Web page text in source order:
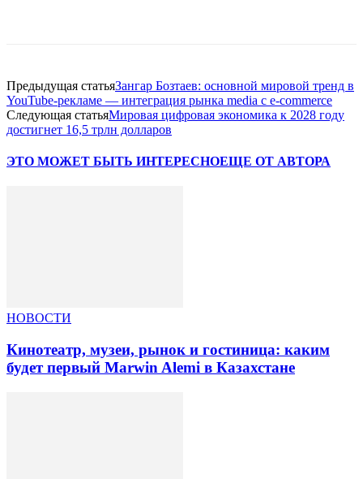
Предыдущая статьяЗангар Бозтаев: основной мировой тренд в
YouTube-рекламе — интеграция рынка media с e-commerce
Следующая статьяМировая цифровая экономика к 2028 году
достигнет 16,5 трлн долларов
ЭТО МОЖЕТ БЫТЬ ИНТЕРЕСНОЕЩЕ ОТ АВТОРА
НОВОСТИ
Кинотеатр, музеи, рынок и гостиница: каким
будет первый Marwin Alemi в Казахстане